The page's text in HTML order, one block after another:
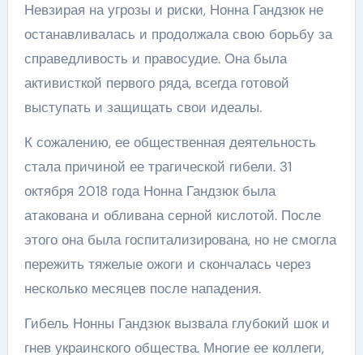
Невзирая на угрозы и риски, Нонна Гандзюк не
останавливалась и продолжала свою борьбу за
справедливость и правосудие. Она была
активисткой первого ряда, всегда готовой
выступать и защищать свои идеалы.
К сожалению, ее общественная деятельность
стала причиной ее трагической гибели. 31
октября 2018 года Нонна Гандзюк была
атакована и обливана серной кислотой. После
этого она была госпитализирована, но не смогла
пережить тяжелые ожоги и скончалась через
несколько месяцев после нападения.
Гибель Нонны Гандзюк вызвала глубокий шок и
гнев украинского общества. Многие ее коллеги,